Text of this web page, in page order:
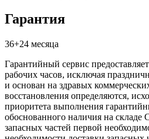
Гарантия
36+24 месяца
Гарантийный сервис
рабочих часов, исключая
и основан на здравых
восстановления определяются,
приоритета выполнения
обоснованного наличия на складе
запасных частей первой